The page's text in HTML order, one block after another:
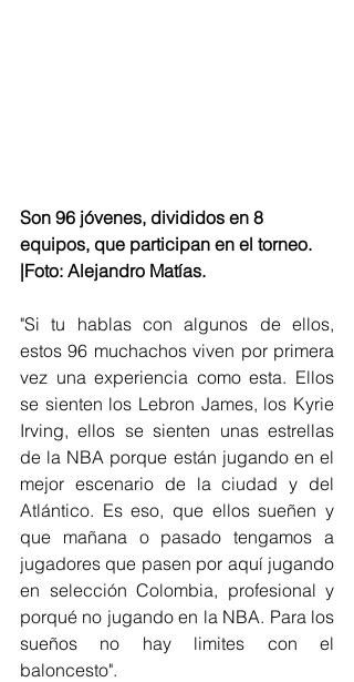
Son 96 jóvenes, divididos en 8
equipos, que participan en el torneo.
|Foto: Alejandro Matías.
"Si tu hablas con algunos de ellos,
estos 96 muchachos viven por primera
vez una experiencia como esta. Ellos
se sienten los Lebron James, los Kyrie
Irving, ellos se sienten unas estrellas
de la NBA porque están jugando en el
mejor escenario de la ciudad y del
Atlántico. Es eso, que ellos sueñen y
que mañana o pasado tengamos a
jugadores que pasen por aquí jugando
en selección Colombia, profesional y
porqué no jugando en la NBA. Para los
sueños no hay limites con el
baloncesto".